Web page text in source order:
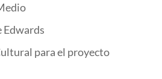
Edwards
para el proyecto